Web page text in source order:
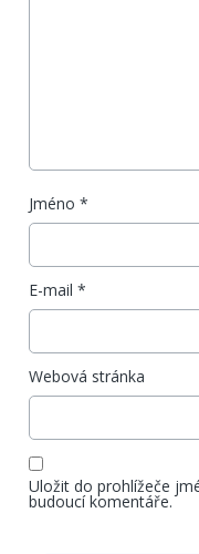
Jméno *
E-mail *
Webová stránka
Uložit do prohlížeče
budoucí komentáře.